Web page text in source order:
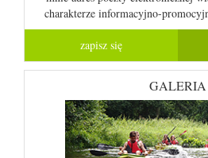
charakterze informacyjno-
GALERIA